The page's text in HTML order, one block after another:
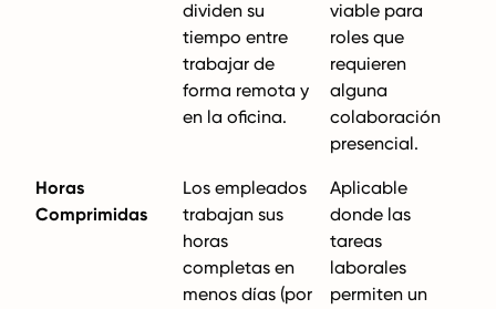
dividen su
tiempo entre
trabajar de
forma remota y
en la oficina.
viable para
roles que
requieren
alguna
colaboración
presencial.
Horas
Comprimidas
Los empleados
trabajan sus
horas
completas en
menos días (por
Aplicable
donde las
tareas
laborales
permiten un